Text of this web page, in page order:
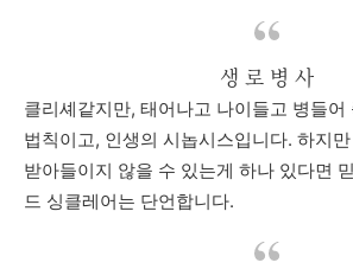
생 로 병 사
클리셰같지만, 태어나고 나이들고 병들어
법칙이고, 인생의 시놉시스입니다. 하지만
받아들이지 않을 수 있는게 하나 있다면
드 싱클레어는 단언합니다.